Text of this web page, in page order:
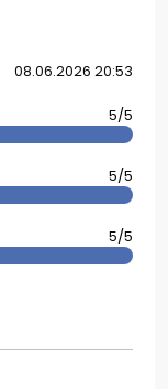
08.06.2026 20:53
5/5
5/5
5/5